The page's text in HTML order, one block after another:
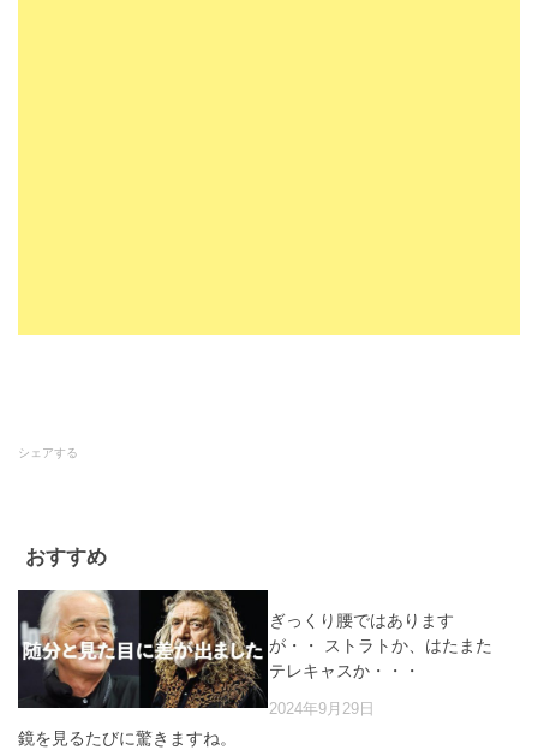
シェアする
おすすめ
鏡を見るたびに驚きますね。
ぎっくり腰ではあります
が・・ ストラトか、はたまた
テレキャスか・・・
2024年9月29日